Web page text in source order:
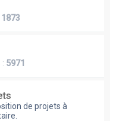
1873
5971
de projets à